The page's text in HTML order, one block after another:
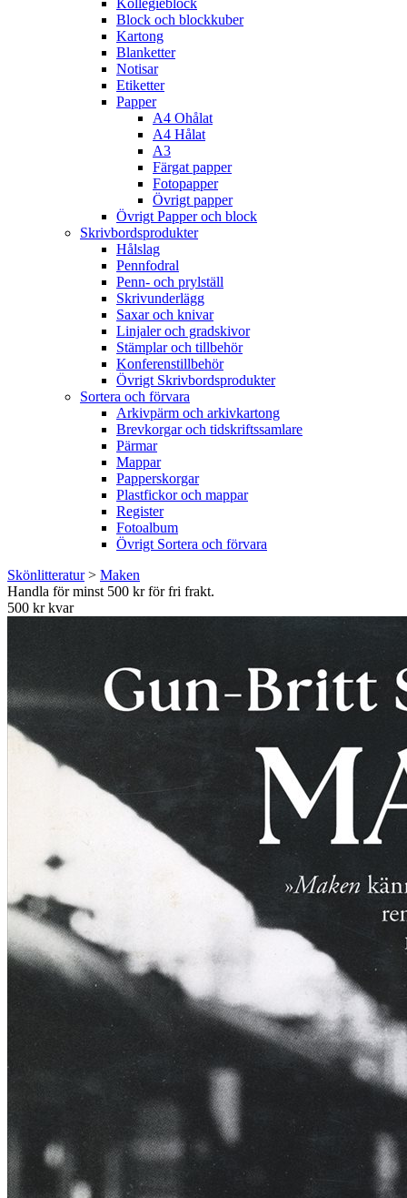
Kollegieblock
Block och blockkuber
Kartong
Blanketter
Notisar
Etiketter
Papper
A4 Ohålat
A4 Hålat
A3
Färgat papper
Fotopapper
Övrigt papper
Övrigt Papper och block
Skrivbordsprodukter
Hålslag
Pennfodral
Penn- och prylställ
Skrivunderlägg
Saxar och knivar
Linjaler och gradskivor
Stämplar och tillbehör
Konferenstillbehör
Övrigt Skrivbordsprodukter
Sortera och förvara
Arkivpärm och arkivkartong
Brevkorgar och tidskriftssamlare
Pärmar
Mappar
Papperskorgar
Plastfickor och mappar
Register
Fotoalbum
Övrigt Sortera och förvara
Skönlitteratur> Maken
Handla för minst 500 kr för fri frakt.
500 kr kvar